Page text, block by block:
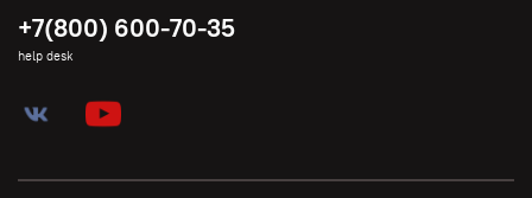
+7(800) 600-70-35
help desk